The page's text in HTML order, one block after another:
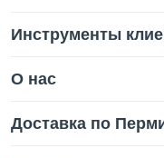
Инструменты
О нас
Доставка по